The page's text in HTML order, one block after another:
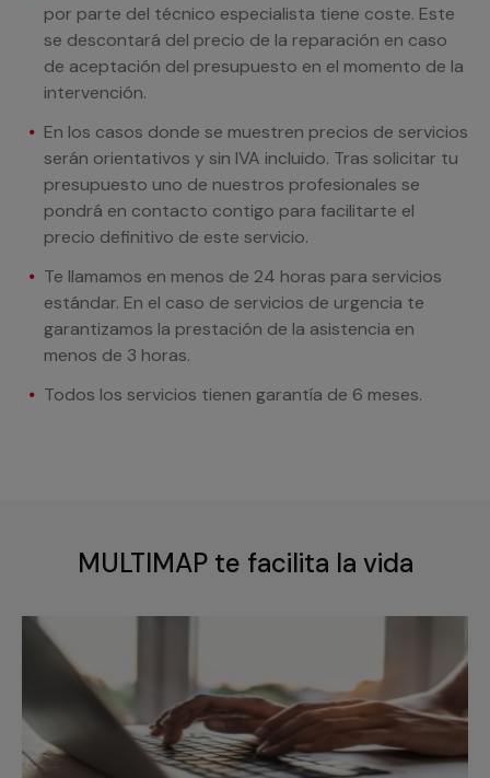
por parte del técnico especialista tiene coste. Este
se descontará del precio de la reparación en caso
de aceptación del presupuesto en el momento de la
intervención.
En los casos donde se muestren precios de servicios
serán orientativos y sin IVA incluido. Tras solicitar tu
presupuesto uno de nuestros profesionales se
pondrá en contacto contigo para facilitarte el
precio definitivo de este servicio.
Te llamamos en menos de 24 horas para servicios
estándar. En el caso de servicios de urgencia te
garantizamos la prestación de la asistencia en
menos de 3 horas.
Todos los servicios tienen garantía de 6 meses.
MULTIMAP te facilita la vida